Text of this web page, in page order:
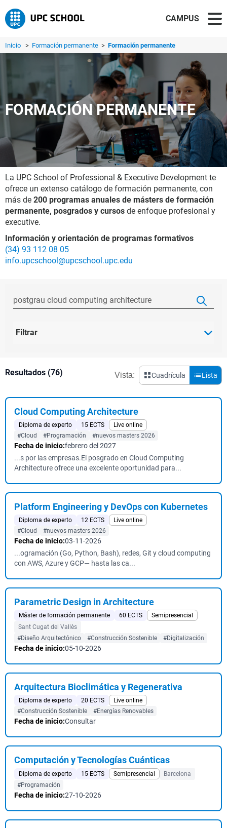
CAMPUS
Inicio > Formación permanente > Formación permanente
FORMACIÓN PERMANENTE
La UPC School of Professional & Executive Development te
ofrece un extenso catálogo de formación permanente, con
más de 200 programas anuales de másters de formación
permanente, posgrados y cursos de enfoque profesional y
executive.
Información y orientación de programas formativos
(34) 93 112 08 05
info.upcschool@upcschool.upc.edu
Filtrar
Resultados (76) Vista: Cuadrícula Lista
Cloud Computing Architecture
Diploma de experto 15 ECTS
Live online
#Cloud
#Programación #nuevos masters 2026
Fecha de inicio:febrero del 2027
...s por las empresas.El posgrado en Cloud Computing
Architecture ofrece una excelente oportunidad para...
Platform Engineering y DevOps con Kubernetes
Diploma de experto 12 ECTS
Live online
#Cloud
#nuevos masters 2026
Fecha de inicio:03-11-2026
...ogramación (Go, Python, Bash), redes, Git y cloud computing
con AWS, Azure y GCP— hasta las ca...
Parametric Design in Architecture
Máster de formación permanente 60 ECTS
Semipresencial
Sant Cugat del Vallès
#Diseño Arquitectónico
#Construcción Sostenible #Digitalización
Fecha de inicio:05-10-2026
Arquitectura Bioclimática y Regenerativa
Diploma de experto 20 ECTS
Live online
#Construcción Sostenible
#Energías Renovables
Fecha de inicio:Consultar
Computación y Tecnologías Cuánticas
Diploma de experto 15 ECTS Semipresencial
Barcelona
#Programación
Fecha de inicio:27-10-2026